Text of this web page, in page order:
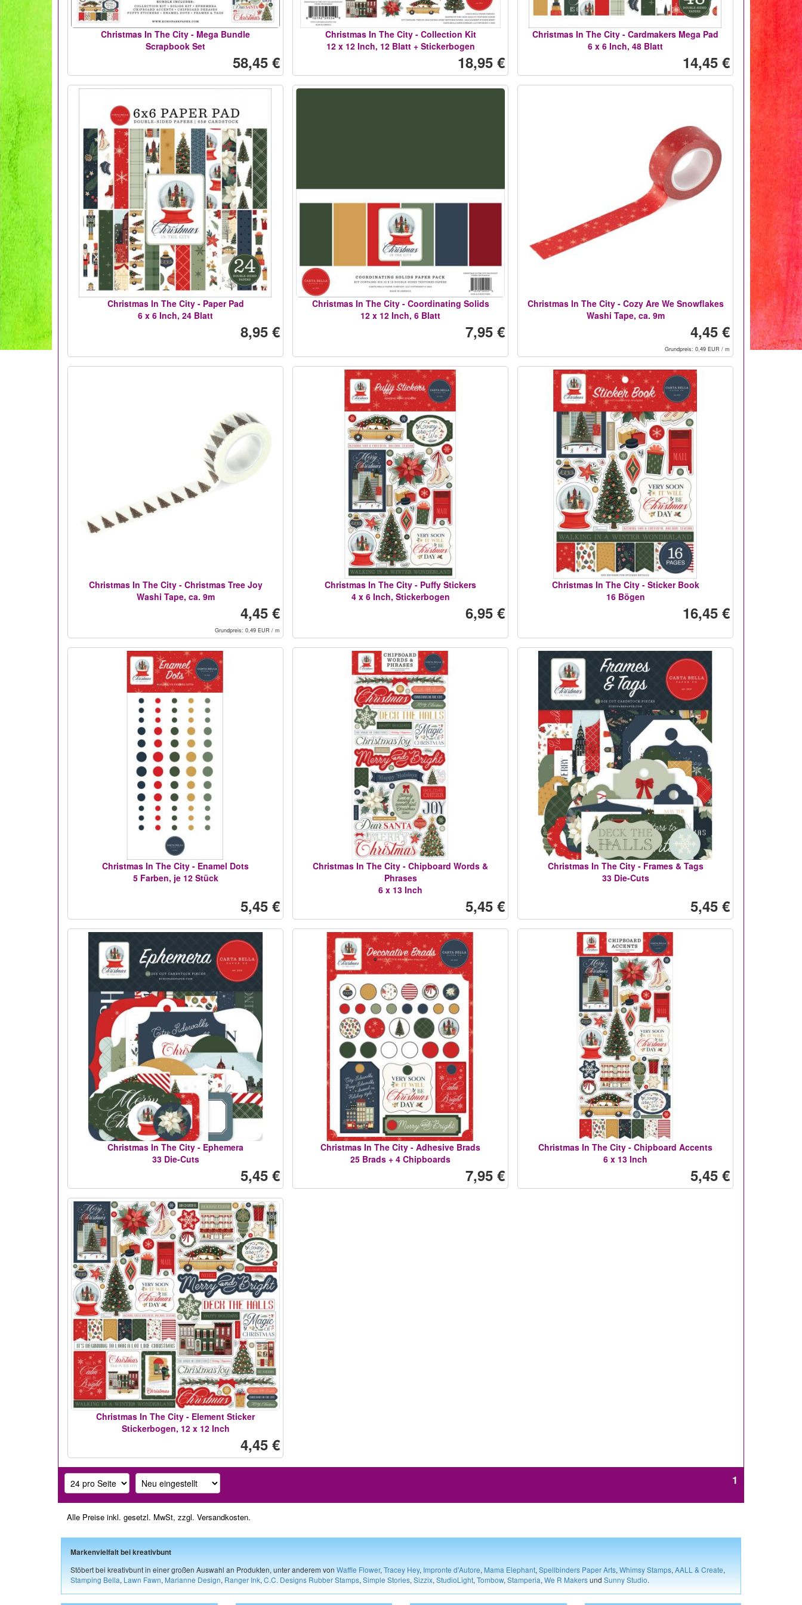
Christmas In The City - Mega Bundle
Scrapbook Set
58,45 €
Christmas In The City - Collection Kit
12 x 12 Inch, 12 Blatt + Stickerbogen
18,95 €
Christmas In The City - Cardmakers Mega Pad
6 x 6 Inch, 48 Blatt
14,45 €
Christmas In The City - Paper Pad
6 x 6 Inch, 24 Blatt
8,95 €
Christmas In The City - Coordinating Solids
12 x 12 Inch, 6 Blatt
7,95 €
Christmas In The City - Cozy Are We Snowflakes
Washi Tape, ca. 9m
4,45 €
Grundpreis: 0,49 EUR / m
Christmas In The City - Christmas Tree Joy
Washi Tape, ca. 9m
4,45 €
Grundpreis: 0,49 EUR / m
Christmas In The City - Puffy Stickers
4 x 6 Inch, Stickerbogen
6,95 €
Christmas In The City - Sticker Book
16 Bögen
16,45 €
Christmas In The City - Enamel Dots
5 Farben, je 12 Stück
5,45 €
Christmas In The City - Chipboard Words &
Phrases
6 x 13 Inch
5,45 €
Christmas In The City - Frames & Tags
33 Die-Cuts
5,45 €
Christmas In The City - Ephemera
33 Die-Cuts
5,45 €
Christmas In The City - Adhesive Brads
25 Brads + 4 Chipboards
7,95 €
Christmas In The City - Chipboard Accents
6 x 13 Inch
5,45 €
Christmas In The City - Element Sticker
Stickerbogen, 12 x 12 Inch
4,45 €
1
Alle Preise inkl. gesetzl. MwSt, zzgl. Versandkosten.
Markenvielfalt bei kreativbunt
Stöbert bei kreativbunt in einer großen Auswahl an Produkten, unter anderem von Waffle Flower, Tracey Hey, Impronte d'Autore, Mama Elephant, Spellbinders Paper Arts, Whimsy Stamps, AALL & Create,
Stamping Bella, Lawn Fawn, Marianne Design, Ranger Ink, C.C. Designs Rubber Stamps, Simple Stories, Sizzix, StudioLight, Tombow, Stamperia, We R Makersund Sunny Studio.